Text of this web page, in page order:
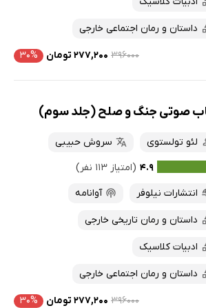
داستان و رمان اجتماعی خارجی
۳۹۶۰۰۰ ۲۷۷,۲۰۰ تومان ۳۰%
صوتی جنگ و صلح (جلد سوم)
لئو تولستوی
سروش حبیبی
۴.۹ (امتیاز ۱۱۳ نفر)
انتشارات نیلوفر
آوانامه
داستان و رمان تاریخی خارجی
ادبیات کلاسیک
داستان و رمان اجتماعی خارجی
۳۹۶۰۰۰ ۲۷۷,۲۰۰ تومان ۳۰%